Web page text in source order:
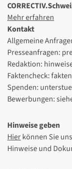
Mehr erfahren
Kontakt
Allgemeine
Presseanfragen:
Redaktion:
Faktencheck:
Spenden:
Bewerbungen:
Hinweise geben
Hierkönnen Sie
Hinweise und